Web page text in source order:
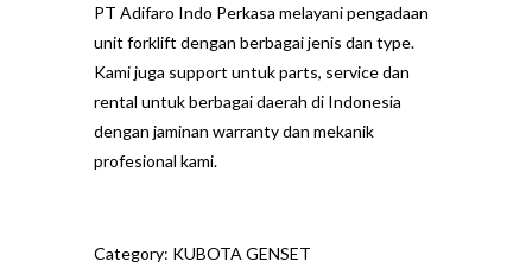
PT Adifaro Indo Perkasa melayani pengadaan
unit forklift dengan berbagai jenis dan type.
Kami juga support untuk parts, service dan
rental untuk berbagai daerah di Indonesia
dengan jaminan warranty dan mekanik
profesional kami.
Category: KUBOTA GENSET